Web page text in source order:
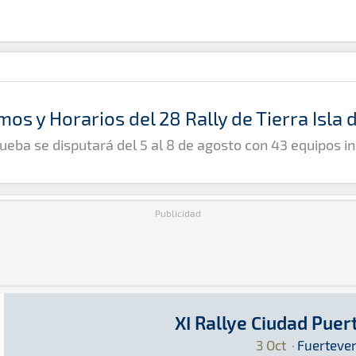
y Horarios del 28 Rally de Tierra Isla
se disputará del 5 al 8 de agosto con 43 equipos
Publicidad
XI Rallye Ciudad Puerto del Rosario
XI Rallye Ciudad
3 Oct ·
Tierra · XI Rallye Ciudad Puerto del